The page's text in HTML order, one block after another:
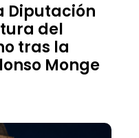
Diputación
del
tras la
Monge